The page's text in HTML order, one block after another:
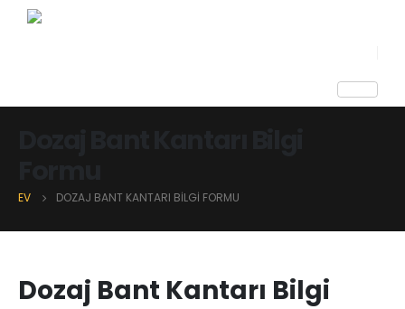
EV DOZAJ BANT KANTARI BILGI FORMU
Dozaj Bant Kantarı Bilgi